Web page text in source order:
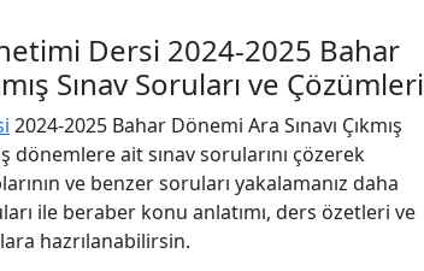
Dersi 2024-2025 Bahar
Sınav Soruları ve Çözümleri
2024-2025 Bahar Dönemi Ara Sınavı Çıkmış
dönemlere ait sınav sorularını çözerek
ve benzer soruları yakalamanız daha
ile beraber konu anlatımı, ders özetleri ve
hazrılanabilirsin.